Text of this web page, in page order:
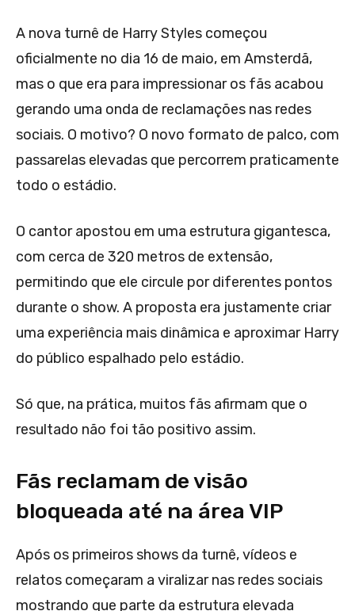
A nova turnê de Harry Styles começou
oficialmente no dia 16 de maio, em Amsterdã,
mas o que era para impressionar os fãs acabou
gerando uma onda de reclamações nas redes
sociais. O motivo? O novo formato de palco, com
passarelas elevadas que percorrem praticamente
todo o estádio.
O cantor apostou em uma estrutura gigantesca,
com cerca de 320 metros de extensão,
permitindo que ele circule por diferentes pontos
durante o show. A proposta era justamente criar
uma experiência mais dinâmica e aproximar Harry
do público espalhado pelo estádio.
Só que, na prática, muitos fãs afirmam que o
resultado não foi tão positivo assim.
Fãs reclamam de visão
bloqueada até na área VIP
Após os primeiros shows da turnê, vídeos e
relatos começaram a viralizar nas redes sociais
mostrando que parte da estrutura elevada